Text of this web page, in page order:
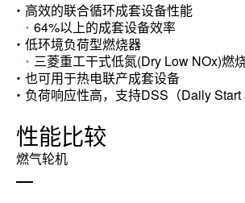
高效的联合循环成套设备性能
64%以上的成套设备效率
低环境负荷型燃烧器
三菱重工干式低氮(Dry Low NOx)燃
也可用于热电联产成套设备
负荷响应性高，支持DSS（Daily
性能比较
燃气轮机